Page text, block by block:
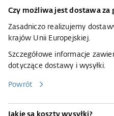
Czy możliwa jest dostawa za
Zasadniczo realizujemy
krajów Unii Europejskiej.
Szczegółowe informacje
dotyczące dostawy i wysyłki.
Powrót
Jakie są koszty wysyłki?